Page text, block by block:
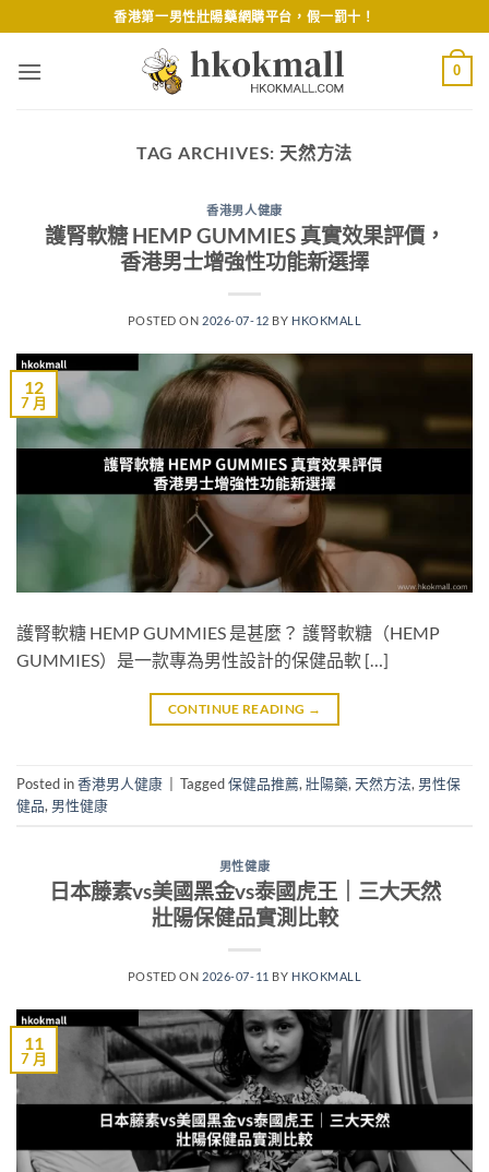
to
content
香港第一男性壯陽藥網購平台，假一罰十！
0
TAG ARCHIVES: 天然方法
香港男人健康
護腎軟糖 HEMP GUMMIES 真實效果評價，
香港男士增強性功能新選擇
POSTED ON 2026-07-12 BY HKOKMALL
12
7 月
護腎軟糖 HEMP GUMMIES 是甚麼？ 護腎軟糖（HEMP
GUMMIES）是一款專為男性設計的保健品軟 […]
CONTINUE READING →
Posted in香港男人健康 Tagged保健品推薦,壯陽藥,天然方法, 男性保
健品, 男性健康
男性健康
日本藤素vs美國黑金vs泰國虎王｜三大天然
壯陽保健品實測比較
POSTED ON 2026-07-11 BY HKOKMALL
11
7 月